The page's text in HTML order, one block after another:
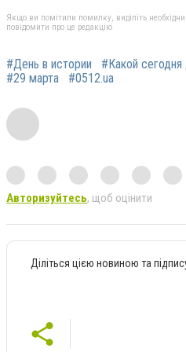
Якщо ви помітили помилку, виділіть
повідомити про це редакцію
#День в истории #Какой сегодня
#29 марта
#0512.ua
Авторизуйтесь, щоб оцінити
Діліться цією новиною та